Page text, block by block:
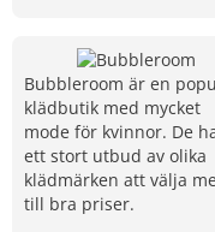
Bubbleroom är en
klädbutik med mycket
mode för kvinnor. De
ett stort utbud av olika
klädmärken att välja
till bra priser.